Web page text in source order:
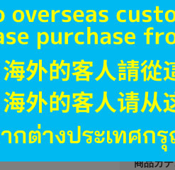
JANコ
商品番号
商品カ